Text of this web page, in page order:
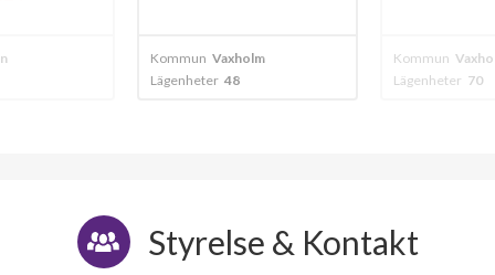
Kommun Vaxholm
Lägenheter 70
Kommun
Lägenheter 8
Styrelse & Kontakt